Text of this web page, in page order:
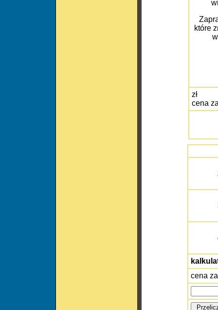
które
zł
cena
cena